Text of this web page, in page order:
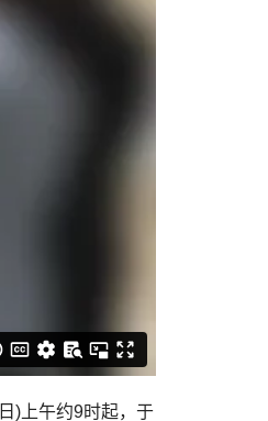
)上午约9时起，于